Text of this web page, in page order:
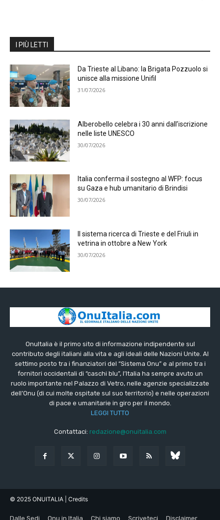
I PIÙ LETTI
Da Trieste al Libano: la Brigata Pozzuolo si
unisce alla missione Unifil
31/07/2026
Alberobello celebra i 30 anni dall’iscrizione
nelle liste UNESCO
30/07/2026
Italia conferma il sostegno al WFP: focus
su Gaza e hub umanitario di Brindisi
30/07/2026
Il sistema ricerca di Trieste e del Friuli in
vetrina in ottobre a New York
30/07/2026
OnuItalia è il primo sito di informazione indipendente sul
contributo degli italiani alla vita e agli ideali delle Nazioni Unite. Al
settimo posto tra i finanziatori del “Sistema Onu” e al primo tra i
fornitori occidentali di “caschi blu”, l’Italia ha sempre avuto un
ruolo importante nel Palazzo di Vetro, nelle agenzie specializzate
dell’Onu (di cui molte ospitate sul suo territorio) e nelle operazioni
di pace e umanitarie in giro per il mondo.
LEGGI TUTTO
Contattaci: redazione@onuitalia.com
© 2025 ONUITALIA | Credits
Dalle Sedi Onu in Italia Chi siamo Scriveteci Disclaimer